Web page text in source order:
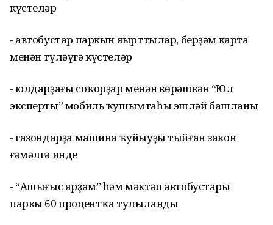
күстеләр
- автобустар паркын яңырттылар, берҙәм карта
менән түләүгә күстеләр
- юлдарҙағы соҡорҙар менән көрәшкән “Юл
эксперты” мобиль ҡушымтаһы эшләй башланы
- газондарҙа машина ҡуйыуҙы тыйған закон
ғәмәлгә инде
- “Ашығыс ярҙам” һәм мәктәп автобустары
паркы 60 процентҡа тулыланды